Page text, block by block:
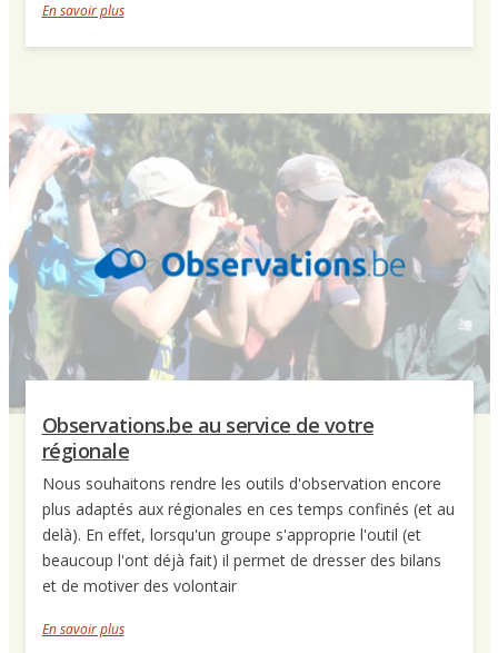
En savoir plus
Observations.be au service de votre
régionale
Nous souhaitons rendre les outils d'observation encore
plus adaptés aux régionales en ces temps confinés (et au
delà). En effet, lorsqu'un groupe s'approprie l'outil (et
beaucoup l'ont déjà fait) il permet de dresser des bilans
et de motiver des volontair
En savoir plus